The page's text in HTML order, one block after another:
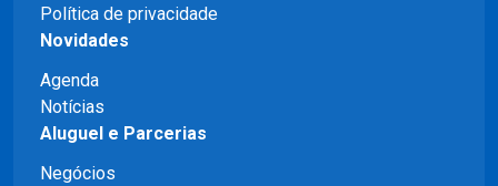
Política de privacidade
Novidades
Agenda
Notícias
Aluguel e Parcerias
Negócios